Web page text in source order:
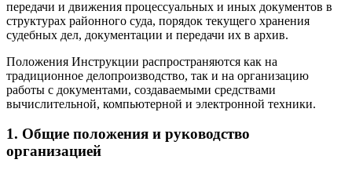
передачи и движения процессуальных и иных документов в
структурах районного суда, порядок текущего хранения
судебных дел, документации и передачи их в архив.
Положения Инструкции распространяются как на
традиционное делопроизводство, так и на организацию
работы с документами, создаваемыми средствами
вычислительной, компьютерной и электронной техники.
1. Общие положения и руководство
организацией